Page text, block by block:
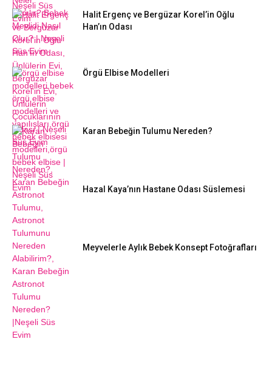
Halit Ergenç ve Bergüzar Korel’in Oğlu
Han’ın Odası
Örgü Elbise Modelleri
Karan Bebeğin Tulumu Nereden?
Hazal Kaya’nın Hastane Odası Süslemesi
Meyvelerle Aylık Bebek Konsept Fotoğrafları